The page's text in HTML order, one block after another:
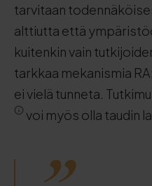
tarvitaan
alttiutta että
kuitenkin vain
tarkkaa mekanismia
ei vielä tunneta.
voi myös olla taudin